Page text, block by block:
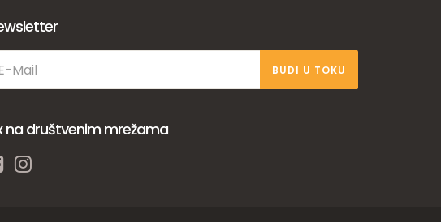
BUDI U TOKU
na društvenim mrežama